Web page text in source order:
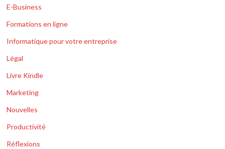
E-Business
Formations en ligne
Informatique pour votre entreprise
Légal
Livre Kindle
Marketing
Nouvelles
Productivité
Réflexions